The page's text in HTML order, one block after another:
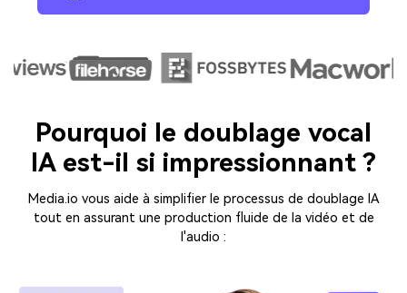
Pourquoi le doublage vocal
IA est-il si impressionnant ?
Media.io vous aide à simplifier le processus de doublage IA
tout en assurant une production fluide de la vidéo et de
l'audio :